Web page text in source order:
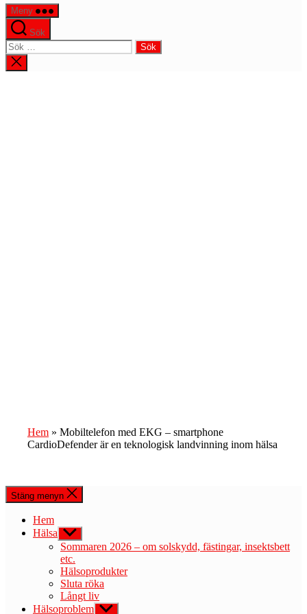
Meny
Sök
Sök
efter:
Stäng
sökningen
Hem » Mobiltelefon med EKG – smartphone
CardioDefender är en teknologisk landvinning inom hälsa
Stäng menyn
Hem
Hälsa Visa
undermeny
Sommaren 2026 – om solskydd, fästingar, insektsbett
etc.
Hälsoprodukter
Sluta röka
Långt liv
Hälsoproblem Visa